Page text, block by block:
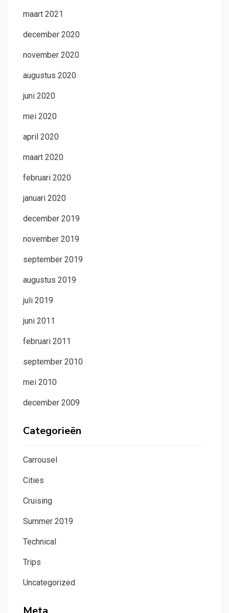
maart 2021
december 2020
november 2020
augustus 2020
juni 2020
mei 2020
april 2020
maart 2020
februari 2020
januari 2020
december 2019
november 2019
september 2019
augustus 2019
juli 2019
juni 2011
februari 2011
september 2010
mei 2010
december 2009
Categorieën
Carrousel
Cities
Cruising
Summer 2019
Technical
Trips
Uncategorized